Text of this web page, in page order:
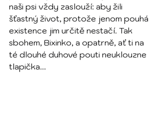
naši psi vždy zaslouží: aby žili
šťastný život, protože jenom pouhá
existence jim určitě nestačí. Tak
sbohem, Bixinko, a opatrně, ať ti na
té dlouhé duhové pouti neuklouzne
tlapička...